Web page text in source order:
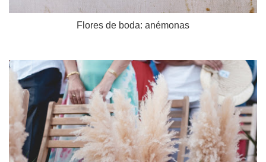
Flores de boda: anémonas